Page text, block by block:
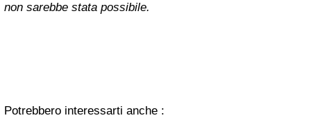
non sarebbe stata possibile.
Potrebbero interessarti anche :